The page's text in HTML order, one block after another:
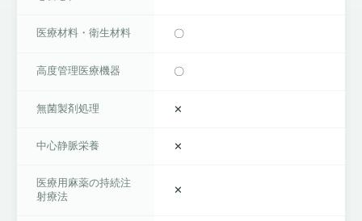
医療材料・衛生材料 〇
高度管理医療機器 〇
無菌製剤処理 ✕
中心静脈栄養 ✕
医療用麻薬の持続注
射療法
✕